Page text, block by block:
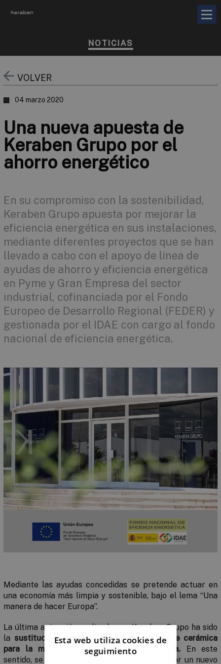
NOTICIAS
VOLVER
04 marzo 2020
Una nueva apuesta de
Keraben Grupo por el
ahorro energético
En su compromiso con la sostenibilidad,
Keraben Grupo apuesta por mejorar la
eficiencia energética en sus instalaciones,
mediante diferentes proyectos que se han
llevado a cabo con el apoyo de línea de
ayudas de ahorro y eficiencia energética
en Pyme y Gran Empresa del sector
industrial, cofinanciada por el Fondo
Europeo de Desarrollo Regional (FEDER) y
gestionada por el IDAE con cargo al fondo
nacional de eficiencia energética.
Mediante las ayudas concedidas se pretende actuar en
una economía más limpia y sostenible, bajo el lema “Una
manera de hacer Europa”.
La última actuación realizada por Keraben Grupo ha sido
la sustitución de un horno de producción de cerámica
para la mejora de la eficiencia energética. En este
sentido, se ha sustituido un horno cerámico por un nuevo
Esta web utiliza cookies de
seguimiento